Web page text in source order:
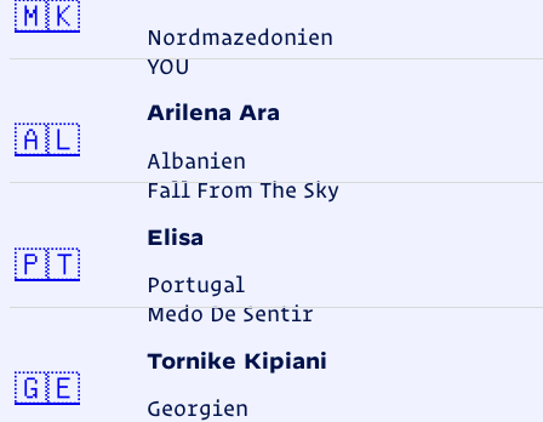
Nordmazedonien
YOU
🇲🇰Nordmazedonien
Arilena Ara
Albanien
Fall From The Sky
🇦🇱Albanien
Elisa
Portugal
Medo De Sentir
🇵🇹Portugal
Tornike Kipiani
Georgien
🇬🇪Georgien